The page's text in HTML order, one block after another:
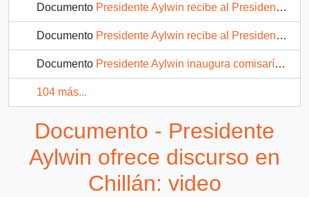
Documento Presidente Aylwin recibe al Presidente Carlos Menem en Aeropuerto: video
Documento Presidente Aylwin recibe al Presidente Carlos Menem en La Moneda: video
Documento Presidente Aylwin inaugura comisaría en Estación Central: video
104 más...
Documento - Presidente
Aylwin ofrece discurso en
Chillán: video